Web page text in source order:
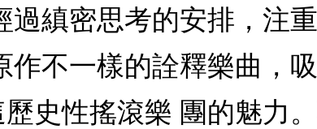
過縝密思考的安排，注
作不一樣的詮釋樂曲，
史性搖滾樂 團的魅力